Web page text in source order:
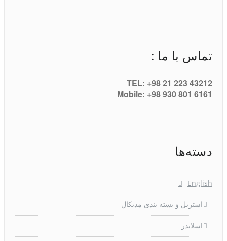
تماس با ما :
TEL: +98 21 223 43212
Mobile: +98 930 801 6161
دسته‌ها
English
استریل و بسته بندی مدیکال
اسلایدر